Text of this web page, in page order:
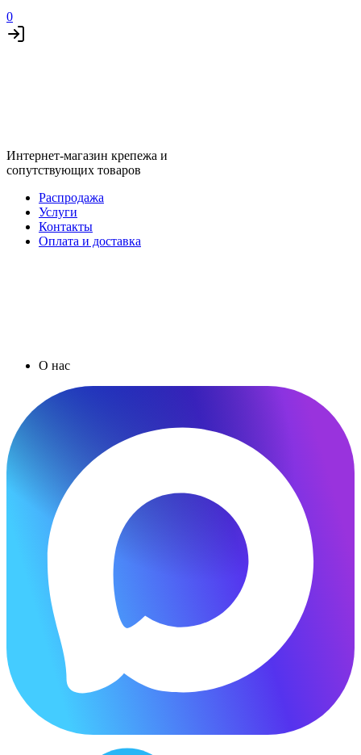
0
Интернет-магазин крепежа и
сопутствующих товаров
Распродажа
Услуги
Контакты
Оплата и доставка
О нас